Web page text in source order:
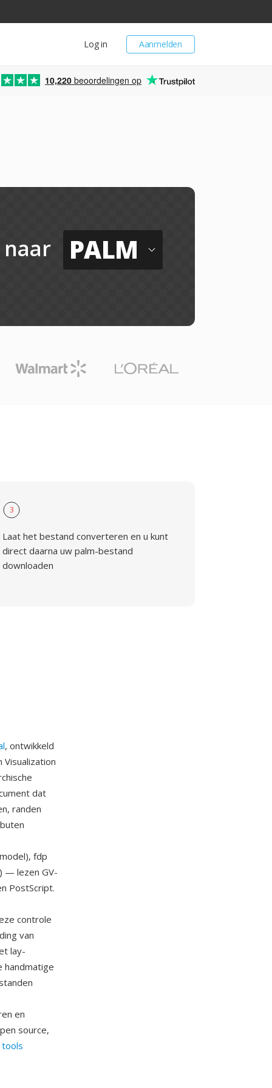
Aanmelden
Log in
10,220 beoordelingen op
naar PALM
3
Laat het bestand converteren en u kunt
direct daarna uw palm-bestand
downloaden
, ontwikkeld
dat
randen
fdp
— lezen GV-
PostScript.
controle
van
lay-
handmatige
en
source,